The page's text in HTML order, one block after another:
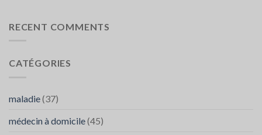
faire
:
RECENT COMMENTS
CATÉGORIES
maladie(37)
médecin à domicile(45)